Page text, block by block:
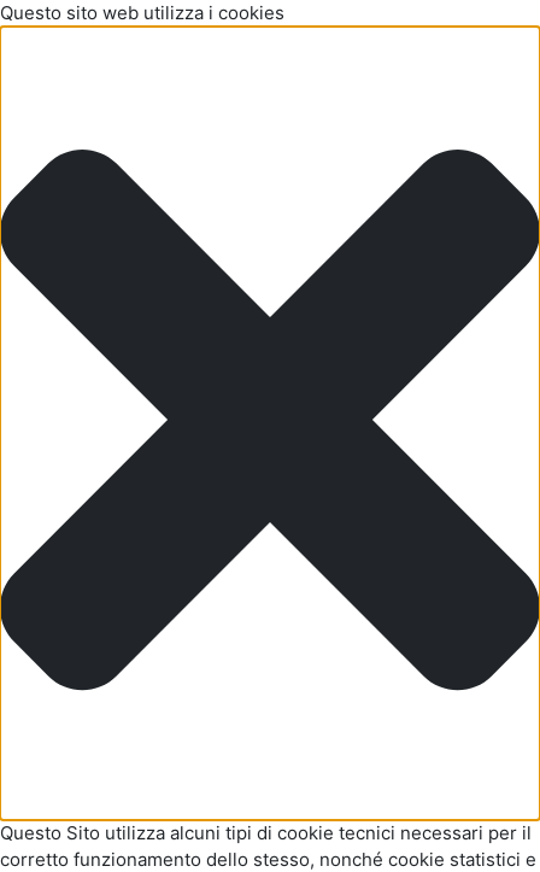
Questo sito web utilizza i cookies
Questo Sito utilizza alcuni tipi di cookie tecnici necessari per il
corretto funzionamento dello stesso, nonché cookie statistici e